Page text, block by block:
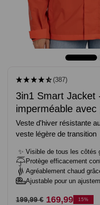
(387)
3in1 Smart Jacket
imperméable avec
Veste d'hiver résistante
veste légère de transition
✨ Visible de tous les côtés
Protège efficacement
Agréablement chaud
Ajustable pour un
Prix
199,99 €
Prix
169,99 15%